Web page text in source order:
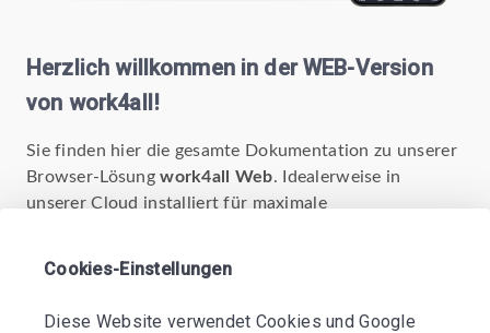
Herzlich willkommen in der WEB-Version
von work4all!
Sie finden hier die gesamte Dokumentation zu unserer
Browser-Lösungwork4all Web. Idealerweise in
unserer Cloud installiert für maximale
work4all auf den technisch modernsten Standards. Die
Cookies-Einstellungen
Diese Website verwendet Cookies und Google